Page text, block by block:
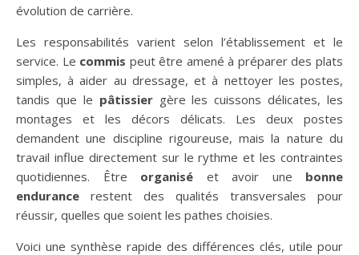
évolution de carrière.
Les responsabilités varient selon l’établissement et le
service. Le commis peut être amené à préparer des plats
simples, à aider au dressage, et à nettoyer les postes,
tandis que le pâtissiergère les cuissons délicates, les
montages et les décors délicats. Les deux postes
demandent une discipline rigoureuse, mais la nature du
travail influe directement sur le rythme et les contraintes
quotidiennes. Être organisé et avoir une bonne
endurance restent des qualités transversales pour
réussir, quelles que soient les pathes choisies.
Voici une synthèse rapide des différences clés, utile pour